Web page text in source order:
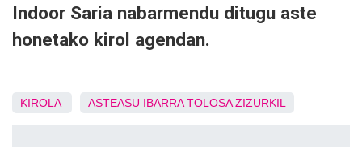
Indoor Saria nabarmendu ditugu aste
honetako kirol agendan.
KIROLA ASTEASU IBARRA TOLOSA ZIZURKIL